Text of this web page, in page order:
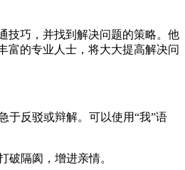
技巧，并找到解决问题的策略。他
富的专业人士，将大大提高解决问
于反驳或辩解。可以使用“我”语
隔阂，增进亲情。